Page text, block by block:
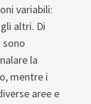
variabili:
altri. Di
sono
la
mentre i
aree e